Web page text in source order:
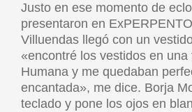
Justo en ese momento de
presentaron en
Villuendas llegó con un
«encontré los vestidos en una
Humana y me quedaban
encantada», me dice. Borja
teclado y pone los ojos en